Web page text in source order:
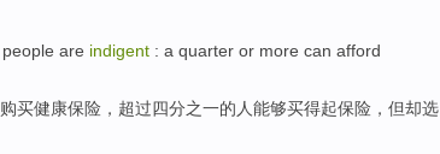
people are indigent : a quarter or more can afford
购买健康保险 ， 超过四分之一的人能够买得起保险， 但却选